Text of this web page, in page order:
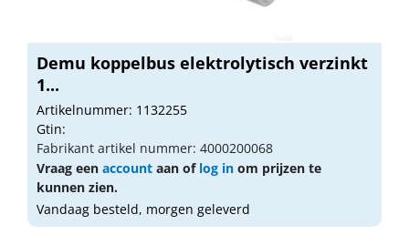
Demu koppelbus elektrolytisch verzinkt
1...
Artikelnummer: 1132255
Gtin:
Fabrikant artikel nummer: 4000200068
Vraag een account aan of log in om prijzen te
kunnen zien.
Vandaag besteld, morgen geleverd